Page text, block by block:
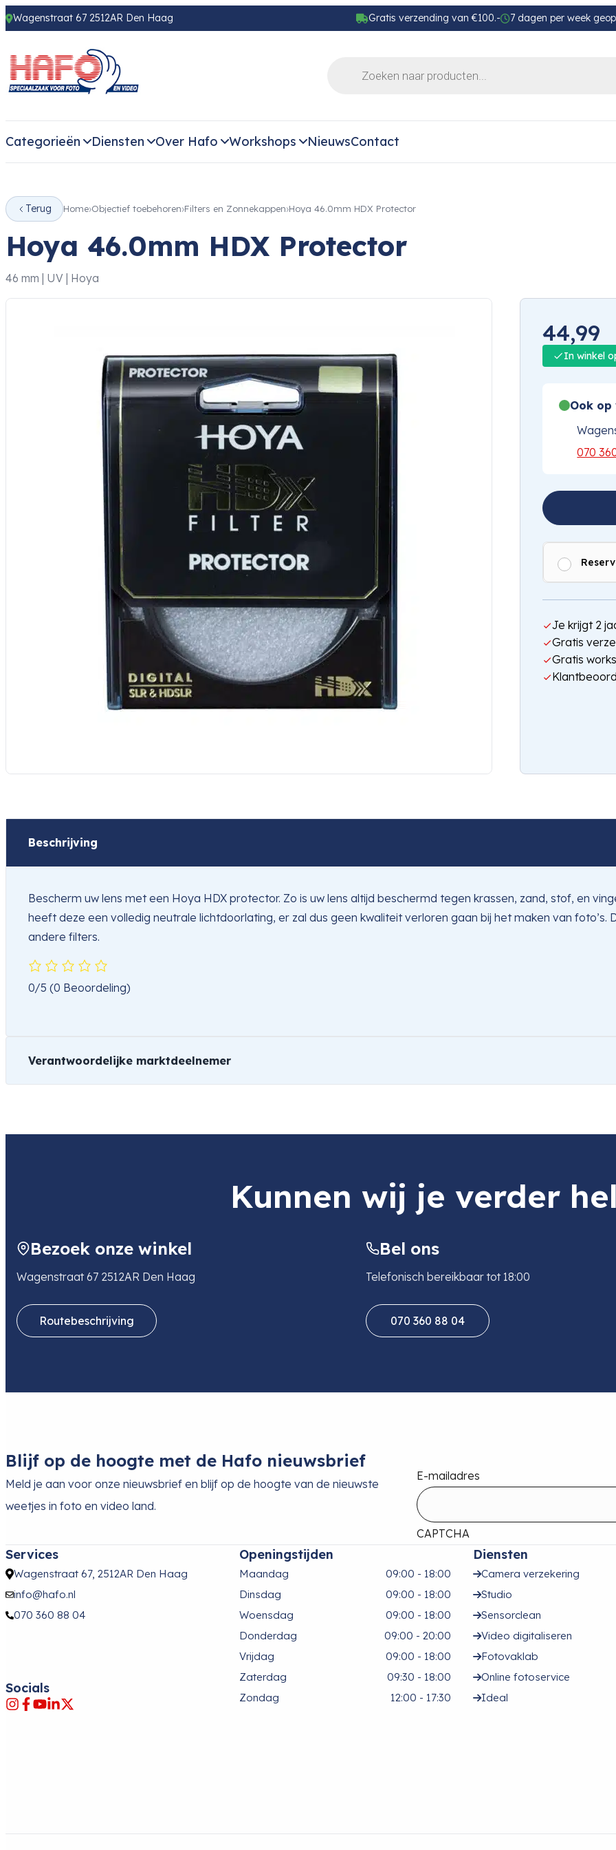
Wagenstraat 67 2512AR Den Haag Gratis verzending van €100.- 7 dagen per week
Categorieën Diensten Over Hafo Workshops NieuwsContact
Terug Home Objectief toebehoren Filters en Zonnekappen Hoya 46.0mm HDX Protector
Hoya 46.0mm HDX Protector
46 mm | UV | Hoya
44,99
In winkel
Ook op
070
Je krijgt 2
Gratis
Gratis
Beschrijving
Bescherm uw lens met een Hoya HDX protector. Zo is uw lens altijd beschermd tegen krassen, zand, stof, en
heeft deze een volledig neutrale lichtdoorlating, er zal dus geen kwaliteit verloren gaan bij het maken van foto’s.
andere filters.
0/5 (0 Beoordeling)
Verantwoordelijke marktdeelnemer
Product
Hoya 46.0mm HDX Protector
E-mail
sales@tse-imaging.nl
Kunnen wij je verder
Bezoek onze winkel
Wagenstraat 67 2512AR Den Haag
Routebeschrijving
Bel ons
Telefonisch bereikbaar tot 18:00
070 360 88 04
Blijf op de hoogte met de Hafo nieuwsbrief
Meld je aan voor onze nieuwsbrief en blijf op de hoogte van de nieuwste
weetjes in foto en video land.
E-mailadres
CAPTCHA
Services
Wagenstraat 67, 2512AR Den Haag
info@hafo.nl
070 360 88 04
Socials
Openingstijden
Maandag
09:00 - 18:00
Dinsdag
09:00 - 18:00
Woensdag
09:00 - 18:00
Donderdag
09:00 - 20:00
Vrijdag
09:00 - 18:00
Zaterdag
09:30 - 18:00
Zondag
12:00 - 17:30
Diensten
Camera verzekering
Studio
Sensorclean
Video digitaliseren
Fotovaklab
Online fotoservice
Ideal